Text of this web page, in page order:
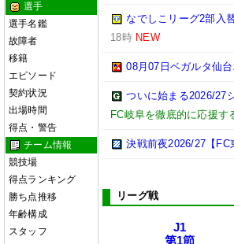
選手
選手名鑑
故障者
移籍
エピソード
契約状況
出場時間
得点・警告
チーム情報
競技場
得点ランキング
勝ち点推移
年齢構成
スタッフ
なでしこリーグ2部入
18時 NEW
08月07日ベガルタ仙
ついに始まる2026/27
FC岐阜を徹底的に応援す
決戦前夜2026/27【
リーグ戦
J1
第1節